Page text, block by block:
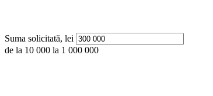
Suma solicitată, lei
de la 10 000 la 1 000 000